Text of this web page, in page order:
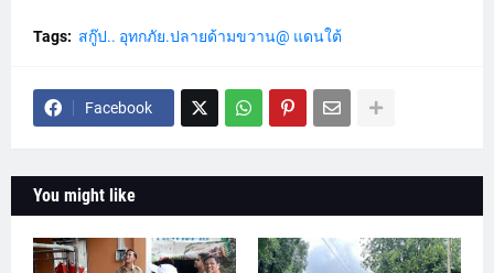
Tags: สกู๊ป.. อุทกภัย.ปลายด้ามขวาน@ แดนใต้
Facebook
You might like